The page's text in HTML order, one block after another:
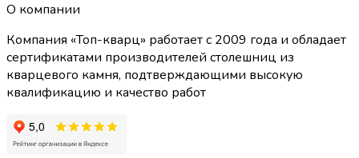
О компании
Компания «Топ-кварц» работает с 2009 года и обладает
сертификатами производителей столешниц из
кварцевого камня, подтверждающими высокую
квалификацию и качество работ